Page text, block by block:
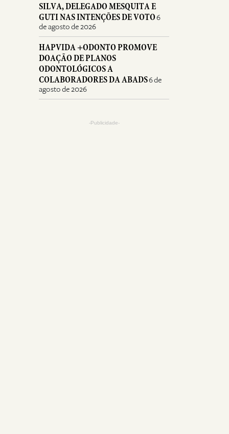
SILVA, DELEGADO MESQUITA E
GUTI NAS INTENÇÕES DE VOTO6
de agosto de 2026
HAPVIDA +ODONTO PROMOVE
DOAÇÃO DE PLANOS
ODONTOLÓGICOS A
COLABORADORES DA ABADS6 de
agosto de 2026
-Publicidade-